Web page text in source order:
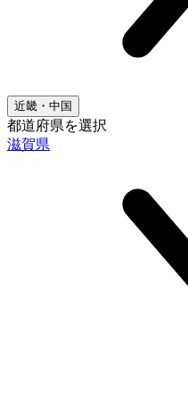
近畿・中国
都道府県を選択
滋賀県